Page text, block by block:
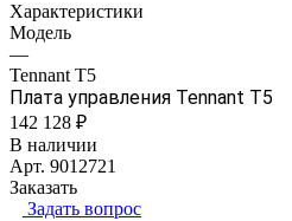
Характеристики
Модель
—
Tennant Т5
Плата управления Tennant Т5
142 128 ₽
В наличии
Арт. 9012721
Заказать
Задать вопрос